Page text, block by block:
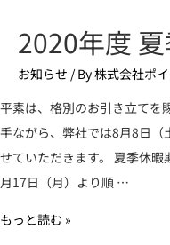
2020年度
お知らせ / By株式会社ポ
平素は、格別のお引き立てを
手ながら、弊社では8月8日（
せていただきます。 夏季休
月17日（月）より順 …
もっと読む »